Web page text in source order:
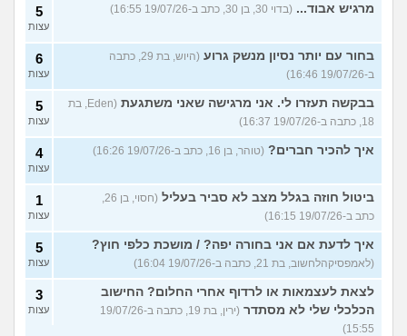
מרגיש אבוד... (בדוי 30, בן 30, כתב ב-19/07/26 16:55) 5
עצות
בחור עם יותר נסיון מנשק גרוע
(היוש, בת 29, כתבה
ב-19/07/26 16:46)
6
עצות
בבקשה תעזרו לי. אני מרגישה שאני משתגעת
(Eden, בת
18, כתבה ב-19/07/26 16:37)
5
עצות
איך להכיר חברים? (טוהר, בן 16, כתב ב-19/07/26 16:26) 4
עצות
ביטול חוזה בגלל מצב לא סביר בעליל
(חסוי, בן 26,
כתב ב-19/07/26 16:15)
1
עצות
איך לדעת אם אני בחורה יפה? / מושכת כלפי חוץ?
(לאמפסיקהלחשוב, בת 21, כתבה ב-19/07/26 16:04)
5
עצות
לצאת לעצמאות או לרדוף אחרי החלום? החישוב
הכלכלי שלי לא מסתדר
(ירין, בת 19, כתבה ב-19/07/26
15:55)
3
עצות